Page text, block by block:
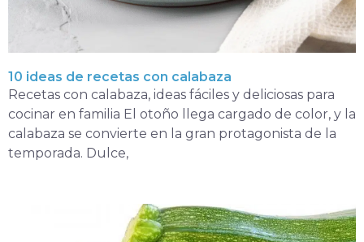
10 ideas de recetas con calabaza
Recetas con calabaza, ideas fáciles y deliciosas para
cocinar en familia El otoño llega cargado de color, y la
calabaza se convierte en la gran protagonista de la
temporada. Dulce,